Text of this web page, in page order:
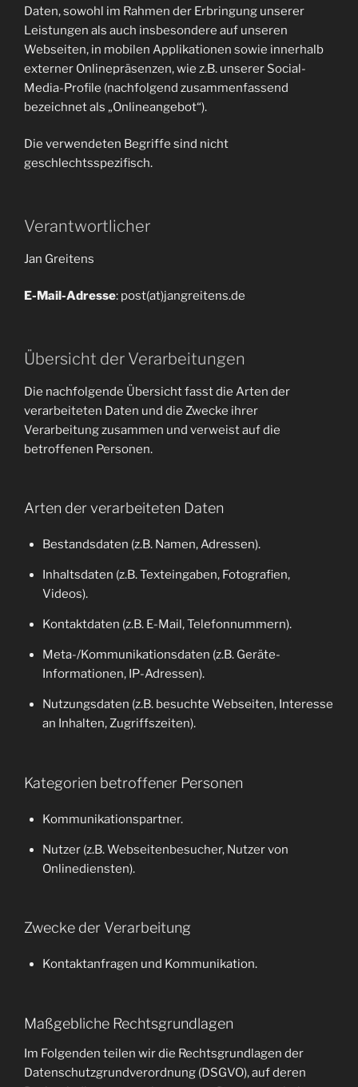
Daten, sowohl im Rahmen der Erbringung unserer
Leistungen als auch insbesondere auf unseren
Webseiten, in mobilen Applikationen sowie innerhalb
externer Onlinepräsenzen, wie z.B. unserer Social-
Media-Profile (nachfolgend zusammenfassend
bezeichnet als „Onlineangebot“).
Die verwendeten Begriffe sind nicht
geschlechtsspezifisch.
Verantwortlicher
Jan Greitens
E-Mail-Adresse: post(at)jangreitens.de
Übersicht der Verarbeitungen
Die nachfolgende Übersicht fasst die Arten der
verarbeiteten Daten und die Zwecke ihrer
Verarbeitung zusammen und verweist auf die
betroffenen Personen.
Arten der verarbeiteten Daten
Bestandsdaten (z.B. Namen, Adressen).
Inhaltsdaten (z.B. Texteingaben, Fotografien,
Videos).
Kontaktdaten (z.B. E-Mail, Telefonnummern).
Meta-/Kommunikationsdaten (z.B. Geräte-
Informationen, IP-Adressen).
Nutzungsdaten (z.B. besuchte Webseiten, Interesse
an Inhalten, Zugriffszeiten).
Kategorien betroffener Personen
Kommunikationspartner.
Nutzer (z.B. Webseitenbesucher, Nutzer von
Onlinediensten).
Zwecke der Verarbeitung
Kontaktanfragen und Kommunikation.
Maßgebliche Rechtsgrundlagen
Im Folgenden teilen wir die Rechtsgrundlagen der
Datenschutzgrundverordnung (DSGVO), auf deren